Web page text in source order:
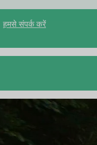
हमसे संपर्क करें